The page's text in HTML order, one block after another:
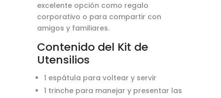
excelente opción como regalo
corporativo o para compartir con
amigos y familiares.
Contenido del Kit de
Utensilios
1 espátula para voltear y servir
1 trinche para manejar y presentar las